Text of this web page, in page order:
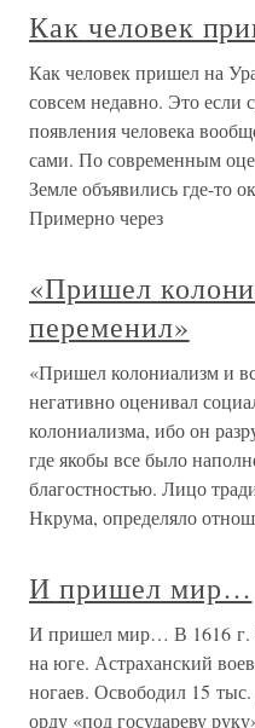
Как человек
Как человек пришел на
совсем недавно. Это если
появления человека
сами. По современным
Земле объявились где-то
Примерно через
«Пришел
переменил»
«Пришел колониализм и
негативно оценивал
колониализма, ибо он
где якобы все было
благостностью. Лицо
Нкрума, определяло
И пришел мир…
И пришел мир… В 1616 г.
на юге. Астраханский
ногаев. Освободил 15
орду «под государеву